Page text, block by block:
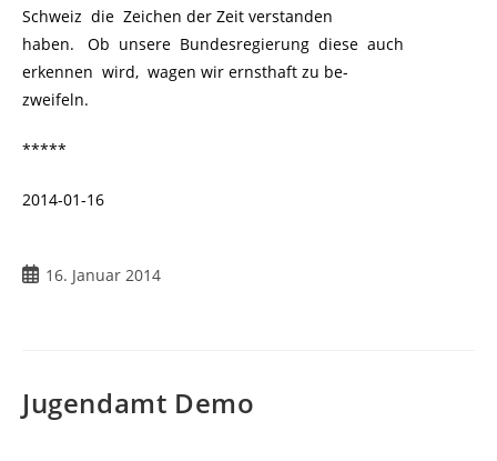
Schweiz die Zeichen der Zeit verstanden
haben. Ob unsere Bundesregierung diese auch
erkennen wird, wagen wir ernsthaft zu be-
zweifeln.
*****
2014-01-16
Beitrag16. Januar 2014
Jugendamt Demo